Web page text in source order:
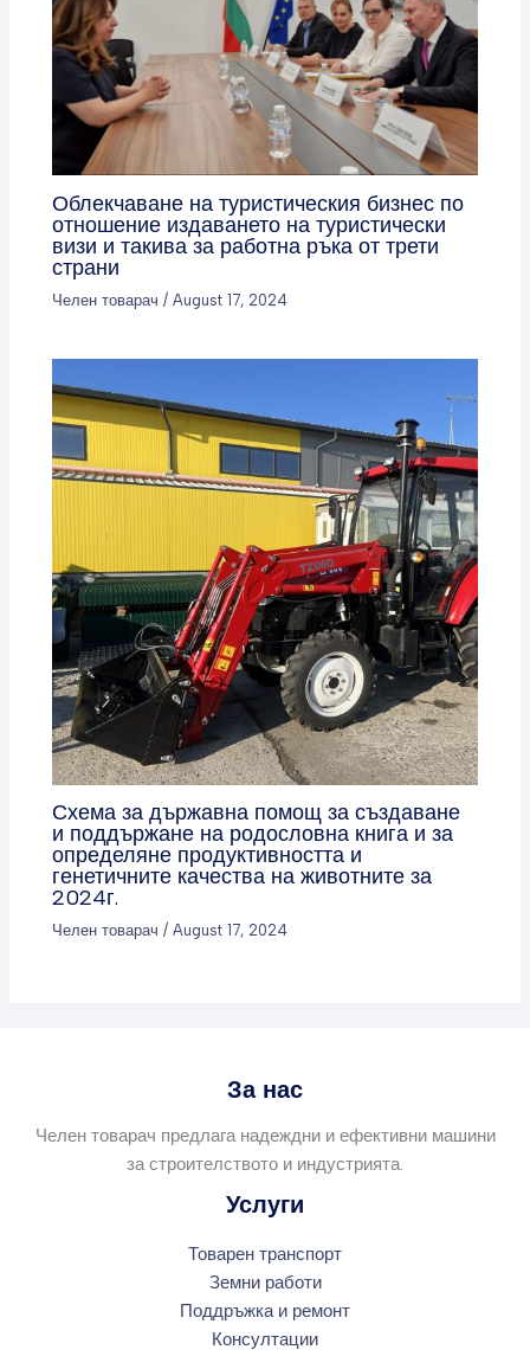
Облекчаване на туристическия бизнес по
отношение издаването на туристически
визи и такива за работна ръка от трети
страни
Челен товарач /August 17, 2024
Схема за държавна помощ за създаване
и поддържане на родословна книга и за
определяне продуктивността и
генетичните качества на животните за
2024г.
Челен товарач /August 17, 2024
За нас
Челен товарач предлага надеждни и ефективни машини
за строителството и индустрията.
Услуги
Товарен транспорт
Земни работи
Поддръжка и ремонт
Консултации